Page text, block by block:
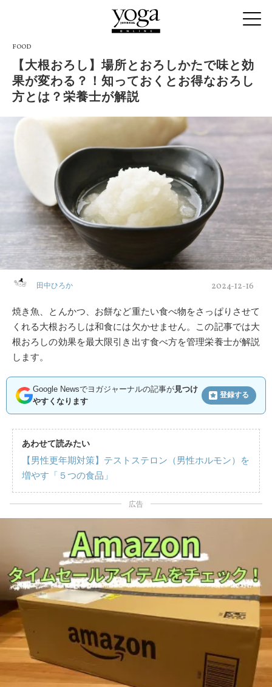
FOOD
【大根おろし】場所とおろしかたで味と効
果が変わる？！知っておくとお得なおろし
方とは？栄養士が解説
photo by photoAC
田中ひろか 2024-12-16
焼き魚、とんかつ、お餅など重たい食べ物をさっぱりさせて
くれる大根おろしは和食には欠かせません。この記事では大
根おろしの効果を最大限引き出す食べ方を管理栄養士が解説
します。
Google Newsでヨガジャーナルの記事が見つけ
やすくなります
登録する
あわせて読みたい
【男性更年期対策】テストステロン（男性ホルモン）を
増やす「５つの食品」
広告